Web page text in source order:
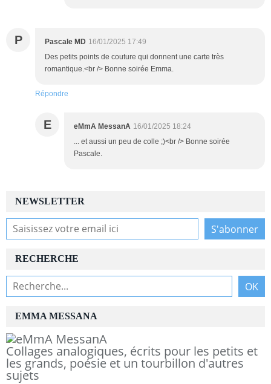
P Pascale MD 16/01/2025 17:49
Des petits points de couture qui donnent une carte très
romantique.<br /> Bonne soirée Emma.
Répondre
E eMmA MessanA 16/01/2025 18:24
... et aussi un peu de colle ;)<br /> Bonne soirée
Pascale.
NEWSLETTER
RECHERCHE
EMMA MESSANA
Collages analogiques, écrits pour les petits et
les grands, poésie et un tourbillon d'autres
sujets